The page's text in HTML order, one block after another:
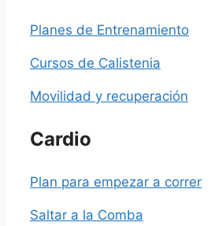
Planes de Entrenamiento
Cursos de Calistenia
Movilidad y recuperación
Cardio
Plan para empezar a correr
Saltar a la Comba